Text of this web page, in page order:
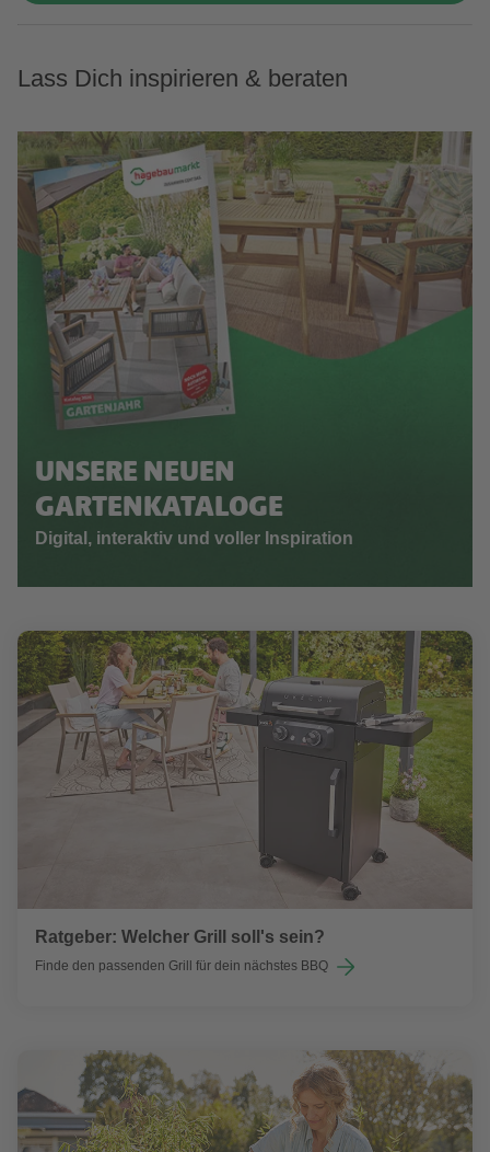
Lass Dich inspirieren & beraten
UNSERE NEUEN
GARTENKATALOGE
Digital, interaktiv und voller Inspiration
Ratgeber: Welcher Grill soll's sein?
Finde den passenden Grill für dein nächstes BBQ